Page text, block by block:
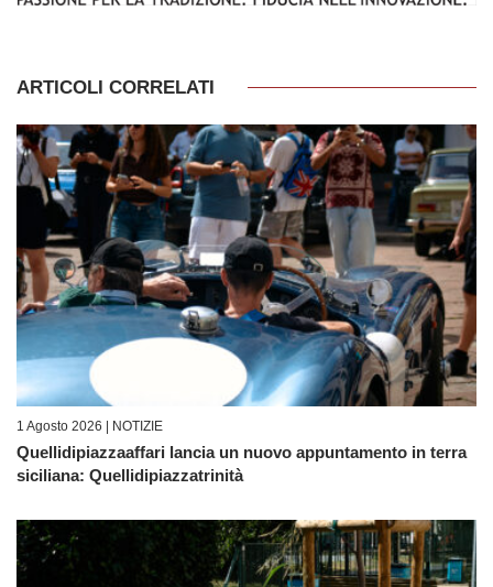
ARTICOLI CORRELATI
1 Agosto 2026 | NOTIZIE
Quellidipiazzaaffari lancia un nuovo appuntamento in terra
siciliana: Quellidipiazzatrinità